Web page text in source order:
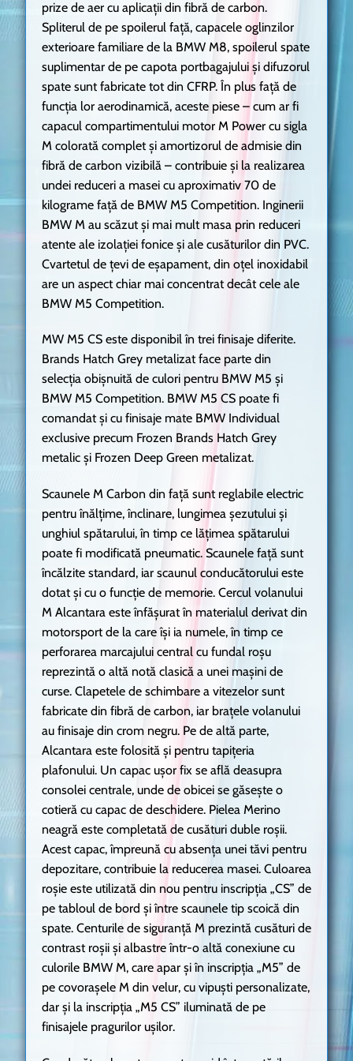
prize de aer cu aplicaţii din fibră de carbon.
Spliterul de pe spoilerul faţă, capacele oglinzilor
exterioare familiare de la BMW M8, spoilerul spate
suplimentar de pe capota portbagajului şi difuzorul
spate sunt fabricate tot din CFRP. În plus faţă de
funcţia lor aerodinamică, aceste piese – cum ar fi
capacul compartimentului motor M Power cu sigla
M colorată complet şi amortizorul de admisie din
fibră de carbon vizibilă – contribuie şi la realizarea
undei reduceri a masei cu aproximativ 70 de
kilograme faţă de BMW M5 Competition. Inginerii
BMW M au scăzut şi mai mult masa prin reduceri
atente ale izolaţiei fonice şi ale cusăturilor din PVC.
Cvartetul de ţevi de eşapament, din oţel inoxidabil
are un aspect chiar mai concentrat decât cele ale
BMW M5 Competition.
MW M5 CS este disponibil în trei finisaje diferite.
Brands Hatch Grey metalizat face parte din
selecţia obişnuită de culori pentru BMW M5 şi
BMW M5 Competition. BMW M5 CS poate fi
comandat şi cu finisaje mate BMW Individual
exclusive precum Frozen Brands Hatch Grey
metalic şi Frozen Deep Green metalizat.
Scaunele M Carbon din faţă sunt reglabile electric
pentru înălţime, înclinare, lungimea şezutului şi
unghiul spătarului, în timp ce lăţimea spătarului
poate fi modificată pneumatic. Scaunele faţă sunt
încălzite standard, iar scaunul conducătorului este
dotat şi cu o funcţie de memorie. Cercul volanului
M Alcantara este înfăşurat în materialul derivat din
motorsport de la care îşi ia numele, în timp ce
perforarea marcajului central cu fundal roşu
reprezintă o altă notă clasică a unei maşini de
curse. Clapetele de schimbare a vitezelor sunt
fabricate din fibră de carbon, iar braţele volanului
au finisaje din crom negru. Pe de altă parte,
Alcantara este folosită şi pentru tapiţeria
plafonului. Un capac uşor fix se află deasupra
consolei centrale, unde de obicei se găseşte o
cotieră cu capac de deschidere. Pielea Merino
neagră este completată de cusături duble roşii.
Acest capac, împreună cu absenţa unei tăvi pentru
depozitare, contribuie la reducerea masei. Culoarea
roşie este utilizată din nou pentru inscripţia „CS” de
pe tabloul de bord şi între scaunele tip scoică din
spate. Centurile de siguranţă M prezintă cusături de
contrast roşii şi albastre într-o altă conexiune cu
culorile BMW M, care apar şi în inscripţia „M5” de
pe covoraşele M din velur, cu vipuşti personalizate,
dar şi la inscripţia „M5 CS” iluminată de pe
finisajele pragurilor uşilor.